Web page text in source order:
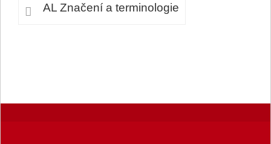
AL Značení a terminologie